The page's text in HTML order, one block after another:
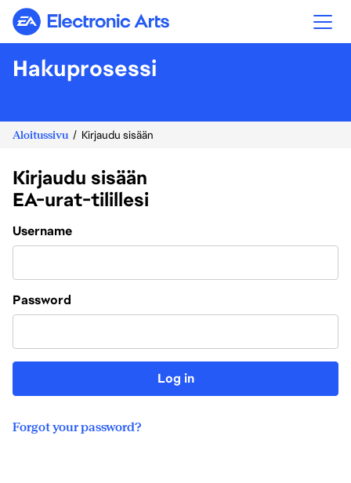
Electronic Arts
Hakuprosessi
Aloitussivu Kirjaudu sisään
Kirjaudu sisään
EA-urat-tilillesi
Login
Username
Password
Log in
Forgot your password?